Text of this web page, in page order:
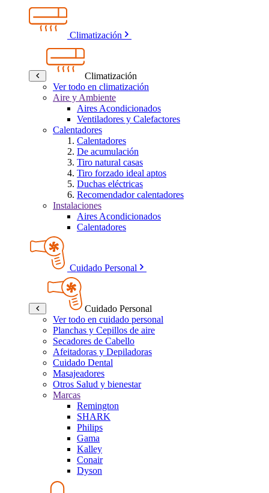
Climatización
Climatización
Ver todo en climatización
Aire y Ambiente
Aires Acondicionados
Ventiladores y Calefactores
Calentadores
Calentadores
De acumulación
Tiro natural casas
Tiro forzado ideal aptos
Duchas eléctricas
Recomendador calentadores
Instalaciones
Aires Acondicionados
Calentadores
Cuidado Personal
Cuidado Personal
Ver todo en cuidado personal
Planchas y Cepillos de aire
Secadores de Cabello
Afeitadoras y Depiladoras
Cuidado Dental
Masajeadores
Otros Salud y bienestar
Marcas
Remington
SHARK
Philips
Gama
Kalley
Conair
Dyson